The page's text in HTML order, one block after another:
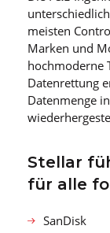
meisten
Marken und
hochmoderne
Datenrettung
Datenmenge
Stellar
für alle
SanDisk